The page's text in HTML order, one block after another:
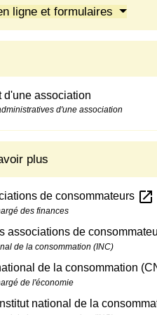
ligne et formulaires
d'une association
d'une association
plus
de consommateurs open_in_new
des finances
associations de
de la consommation (INC)
de la consommation
de l'économie
national de la